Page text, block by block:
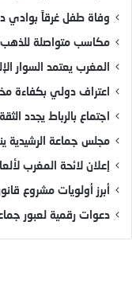
وفاة طفل غرقاً بوادي
مكاسب متواصلة للذهب
المغرب يعتمد السوار
اعتراف دولي بكفاءة
اجتماع بالرباط يجدد
مجلس جماعة الرشيدية
إعلان لائحة المغرب
أبرز أولويات مشروع قانون
دعوات رقمية لعبور